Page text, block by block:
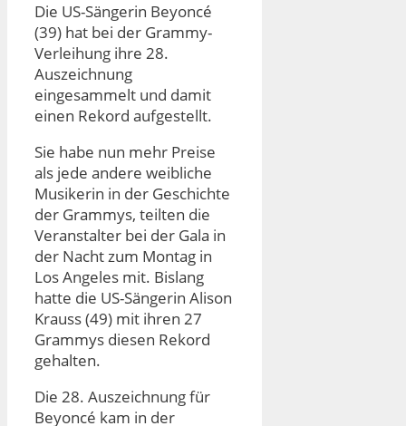
Die US-Sängerin Beyoncé
(39) hat bei der Grammy-
Verleihung ihre 28.
Auszeichnung
eingesammelt und damit
einen Rekord aufgestellt.
Sie habe nun mehr Preise
als jede andere weibliche
Musikerin in der Geschichte
der Grammys, teilten die
Veranstalter bei der Gala in
der Nacht zum Montag in
Los Angeles mit. Bislang
hatte die US-Sängerin Alison
Krauss (49) mit ihren 27
Grammys diesen Rekord
gehalten.
Die 28. Auszeichnung für
Beyoncé kam in der